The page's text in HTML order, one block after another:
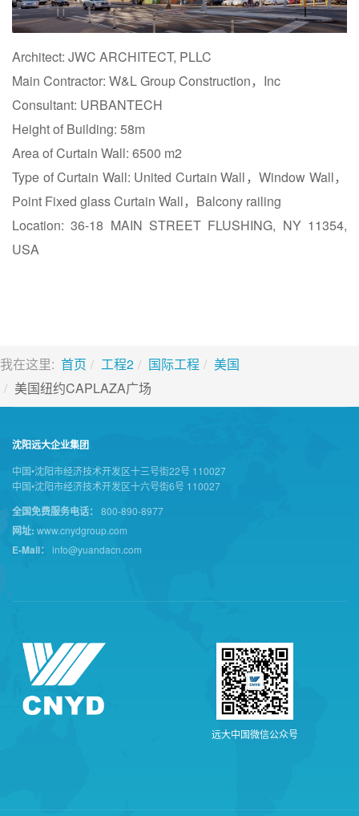
Architect: JWC ARCHITECT, PLLC
Main Contractor: W&L Group Construction，Inc
Consultant: URBANTECH
Height of Building: 58m
Area of Curtain Wall: 6500 m2
Type of Curtain Wall: United Curtain Wall，Window Wall，
Point Fixed glass Curtain Wall，Balcony railing
Location: 36-18 MAIN STREET FLUSHING, NY 11354,
USA
我在这里: 首页 工程2 国际工程
美国
美国纽约CAPLAZA广场
沈阳远大企业集团
中国•沈阳市经济技术开发区十三号街22号 110027
中国•沈阳市经济技术开发区十六号街6号 110027
全国免费服务电话： 800-890-8977
网址: www.cnydgroup.com
E-Mail： info@yuandacn.com
远大中 国微信公众号